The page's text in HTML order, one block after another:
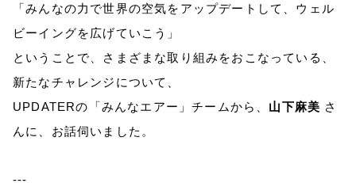
「みんなの力で世界の空気をアップデートして、ウェル
ビーイングを広げていこう」
ということで、さまざまな取り組みをおこなっている、
新たなチャレンジについて、
UPDATERの「みんなエアー」チームから、 山下麻美 さ
んに、お話伺いました。
---